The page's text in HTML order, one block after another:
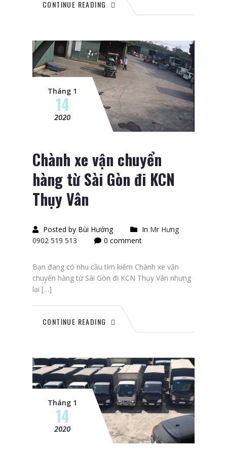
CONTINUE READING
Tháng 1
14
2020
Chành xe vận chuyển
hàng từ Sài Gòn đi KCN
Thụy Vân
Posted by Bùi Hướng In Mr Hưng
0902 519 513
0 comment
Bạn đang có nhu cầu tìm kiếm Chành xe vận
chuyển hàng từ Sài Gòn đi KCN Thụy Vân nhưng
lại […]
CONTINUE READING
Tháng 1
14
2020